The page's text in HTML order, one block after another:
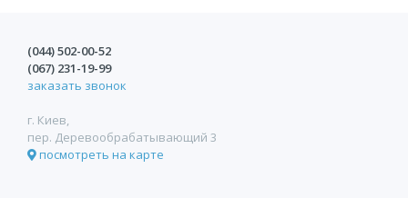
(044)502-00-52
(067) 231-19-99
заказать звонок
г. Киев,
пер. Деревообрабатывающий 3
посмотреть на карте